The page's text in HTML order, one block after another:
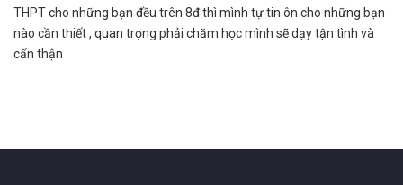
THPT cho những bạn đều trên 8đ thì mình tự tin ôn cho những bạn
nào cần thiết , quan trọng phải chăm học mình sẽ dạy tận tình và
cẩn thận